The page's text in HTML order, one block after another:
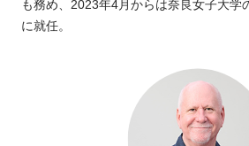
も務め、2023年4月からは奈良女子大学
に就任。